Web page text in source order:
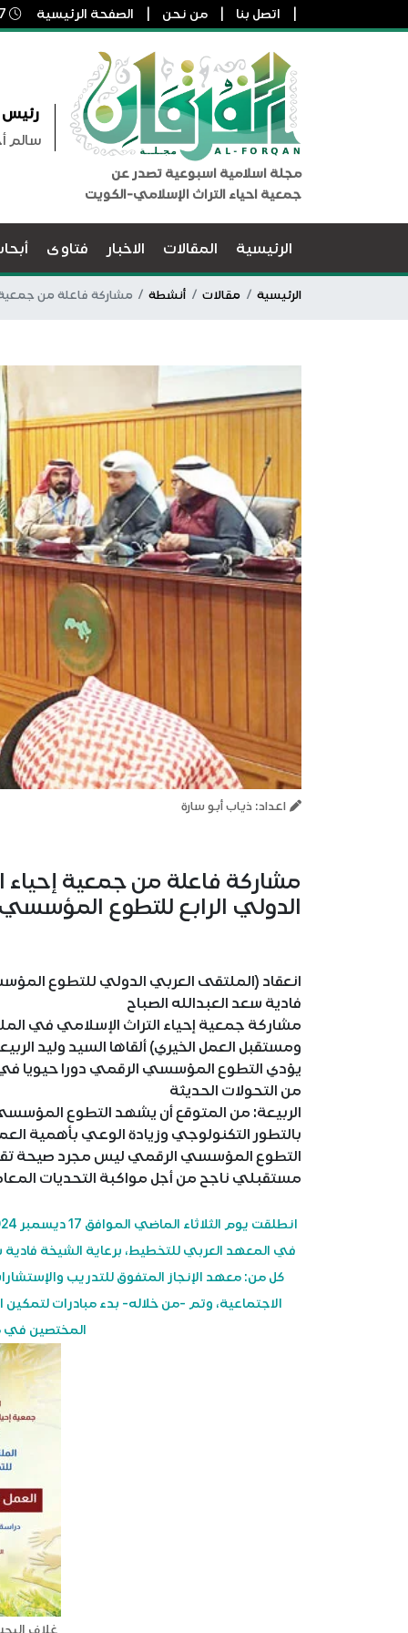
اتصل بنا من نحن الصفحة الرئيسية
مجلة اسلامية اسبوعية تصدر عن
جمعية احياء التراث الإسلامي-الكويت
رئيس
سالم
الرئيسية المقالات الاخبار فتاوى
الرئيسية مقالات أنشطة مشاركة فاعلة من جمعية
اعداد: ذياب أبو سارة
مشاركة فاعلة من جمعية إحياء
الدولي الرابع للتطوع المؤسسي
فادية سعد العبدالله الصباح
مشاركة جمعية إحياء التراث الإسلامي في
ومستقبل العمل الخيري) ألقاها السيد وليد
يؤدي التطوع المؤسسي الرقمي دورا حيويا
من التحولات الحديثة
الربيعة: من المتوقع أن يشهد التطوع
بالتطور التكنولوجي وزيادة الوعي بأهمية
التطوع المؤسسي الرقمي ليس مجرد صيحة
مستقبلي ناجح من أجل مواكبة التحديات
في المعهد العربي للتخطيط، برعاية الشيخة فادية
كل من: معهد الإنجاز المتفوق للتدريب
الاجتماعية، وتم -من خلاله- بدء مبادرات
المختصين في
غلاف